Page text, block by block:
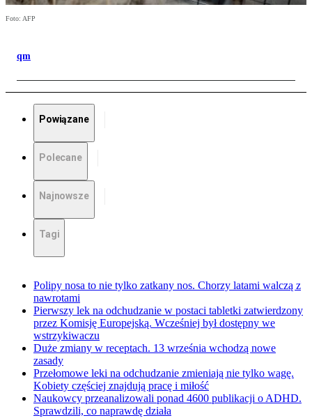
Foto: AFP
qm
Powiązane
Polecane
Najnowsze
Tagi
Polipy nosa to nie tylko zatkany nos. Chorzy latami walczą z
nawrotami
Pierwszy lek na odchudzanie w postaci tabletki zatwierdzony
przez Komisję Europejską. Wcześniej był dostępny we
wstrzykiwaczu
Duże zmiany w receptach. 13 września wchodzą nowe
zasady
Przełomowe leki na odchudzanie zmieniają nie tylko wagę.
Kobiety częściej znajdują pracę i miłość
Naukowcy przeanalizowali ponad 4600 publikacji o ADHD.
Sprawdzili, co naprawdę działa